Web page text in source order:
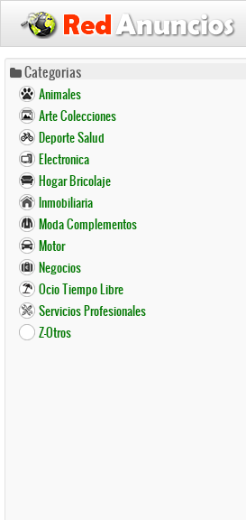
Pasar
contenido
principal
Categorias
Animales
Arte Colecciones
Deporte Salud
Electronica
Hogar Bricolaje
Inmobiliaria
Moda Complementos
Motor
Negocios
Ocio Tiempo Libre
Servicios Profesionales
Z-Otros